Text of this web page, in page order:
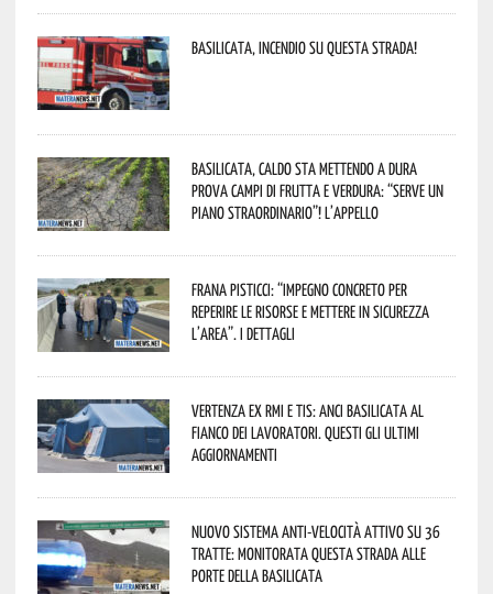
Basilicata, incendio su questa strada!
Basilicata, caldo sta mettendo a dura
prova campi di frutta e verdura: “Serve un
piano straordinario”! L’appello
Frana Pisticci: “Impegno concreto per
reperire le risorse e mettere in sicurezza
l’area”. I dettagli
Vertenza ex RMI e TIS: ANCI Basilicata al
fianco dei lavoratori. Questi gli ultimi
aggiornamenti
Nuovo sistema anti-velocità attivo su 36
tratte: monitorata questa strada alle
porte della Basilicata